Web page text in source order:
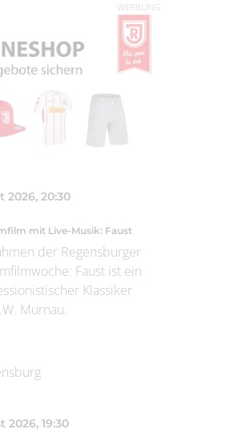
WERBUNG
2026, 20:30
mit Live-Musik: Faust
der Regensburger
Faust ist ein
Klassiker
Murnau.
2026, 19:30